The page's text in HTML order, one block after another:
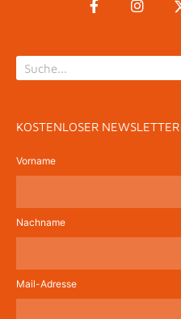
KOSTENLOSER NEWSLETTER
Vorname
Nachname
Mail-Adresse